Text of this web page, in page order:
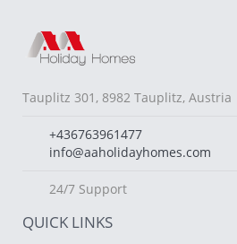
Tauplitz 301, 8982 Tauplitz, Austria
+436763961477
info@aaholidayhomes.com
24/7 Support
QUICK LINKS